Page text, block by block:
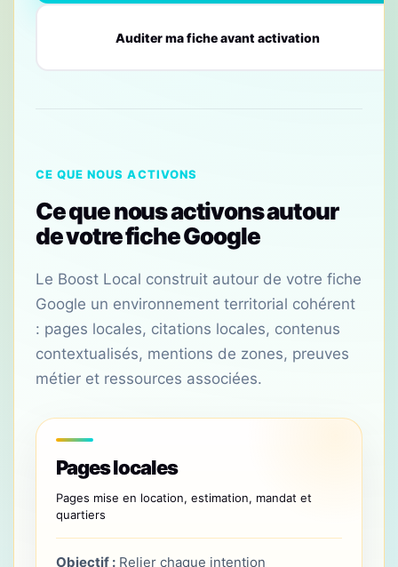
Auditer ma fiche avant activation
CE QUE NOUS ACTIVONS
Ce que nous activons autour
de votre fiche Google
Le Boost Local construit autour de votre fiche
Google un environnement territorial cohérent
: pages locales, citations locales, contenus
contextualisés, mentions de zones, preuves
métier et ressources associées.
Pages locales
Pages mise en location, estimation, mandat et
quartiers
Objectif : Relier chaque intention